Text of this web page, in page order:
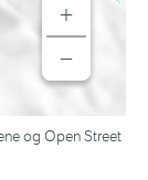
+
−
og Open Street